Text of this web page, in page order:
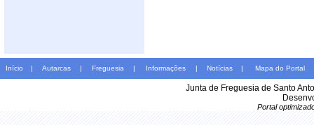
Início | Autarcas | Freguesia | Informações | Notícias | Mapa do Portal
Junta de Freguesia de Santo
Portal